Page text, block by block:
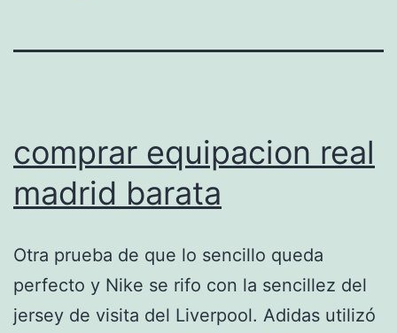
comprar equipacion real
madrid barata
Otra prueba de que lo sencillo queda
perfecto y Nike se rifo con la sencillez del
jersey de visita del Liverpool. Adidas utilizó